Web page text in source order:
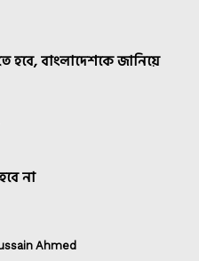
হবে, বাংলাদেশকে জানিয়ে
না
Ahmed